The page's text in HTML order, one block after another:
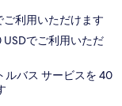
利用いただけます
USDでご利用いただ
ルバス サービスを 40